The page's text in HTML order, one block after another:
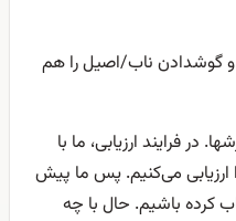
ناب/اصیل را هم
در فرایند ارزیابی، ما با
ارزیابی می‌کنیم. پس ما پیش
کرده باشیم. حال با چه